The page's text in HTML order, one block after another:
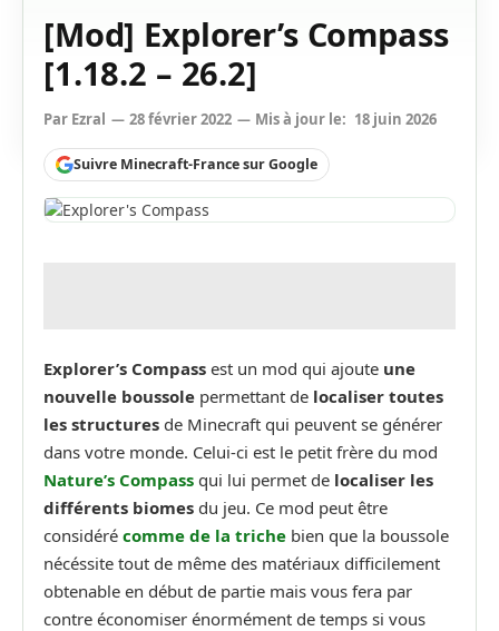
[Mod] Explorer’s Compass
[1.18.2 – 26.2]
Par Ezral 28 février 2022 Mis à jour le: 18 juin 2026
Suivre Minecraft-France sur Google
Explorer’s Compass est un mod qui ajoute une
nouvelle boussole permettant de localiser toutes
les structures de Minecraft qui peuvent se générer
dans votre monde. Celui-ci est le petit frère du mod
Nature’s Compass qui lui permet de localiser les
différents biomes du jeu. Ce mod peut être
considéré comme de la triche bien que la boussole
nécéssite tout de même des matériaux difficilement
obtenable en début de partie mais vous fera par
contre économiser énormément de temps si vous